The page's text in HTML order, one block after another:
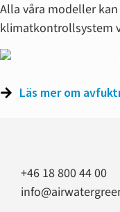
Alla våra modeller
klimatkontrollsystem
Läs mer om
+46 18 800 44 00